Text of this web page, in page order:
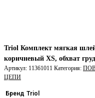
Triol Комплект мягкая
коричневый XS, обхват
Артикул: 11361011 Категория:
ЦЕПИ
Бренд Triol